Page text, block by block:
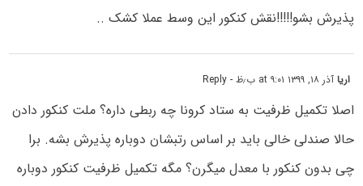
پذیرش بشو!!!!!نقش کنکور این وسط عملا کشک ..
اریاآذر ۱۸, ۱۳۹۹ at ۹:۰۱ ب٫ظ - Reply
اصلا تکمیل ظرفیت به ستاد کرونا چه ربطی داره؟ ملت کنکور دادن
حالا صندلی خالی باید بر اساس رتبشان دوباره پذیرش بشه. برا
چی بدون کنکور با معدل میگرن؟ مگه تکمیل ظرفیت کنکور دوباره